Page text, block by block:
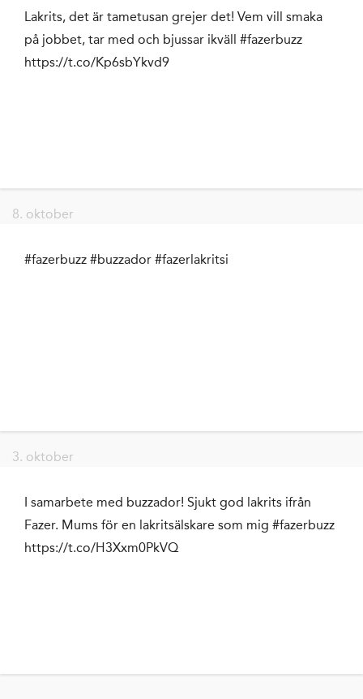
Lakrits, det är tametusan grejer det! Vem vill smaka
på jobbet, tar med och bjussar ikväll #fazerbuzz
https://t.co/Kp6sbYkvd9
8. oktober
#fazerbuzz #buzzador #fazerlakritsi
3. oktober
I samarbete med buzzador! Sjukt god lakrits ifrån
Fazer. Mums för en lakritsälskare som mig #fazerbuzz
https://t.co/H3Xxm0PkVQ